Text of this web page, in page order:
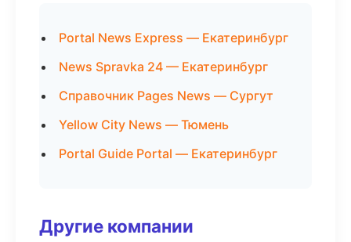
Portal News Express — Екатеринбург
News Spravka 24 — Екатеринбург
Справочник Pages News — Сургут
Yellow City News — Тюмень
Portal Guide Portal — Екатеринбург
Другие компании